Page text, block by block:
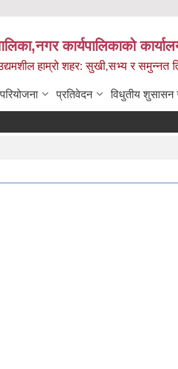
कार्यपालिकाको
हाम्रो शहर: सुखी,सभ्य र समुन्नत
प्रतिवेदन विधुतीय शुसासन